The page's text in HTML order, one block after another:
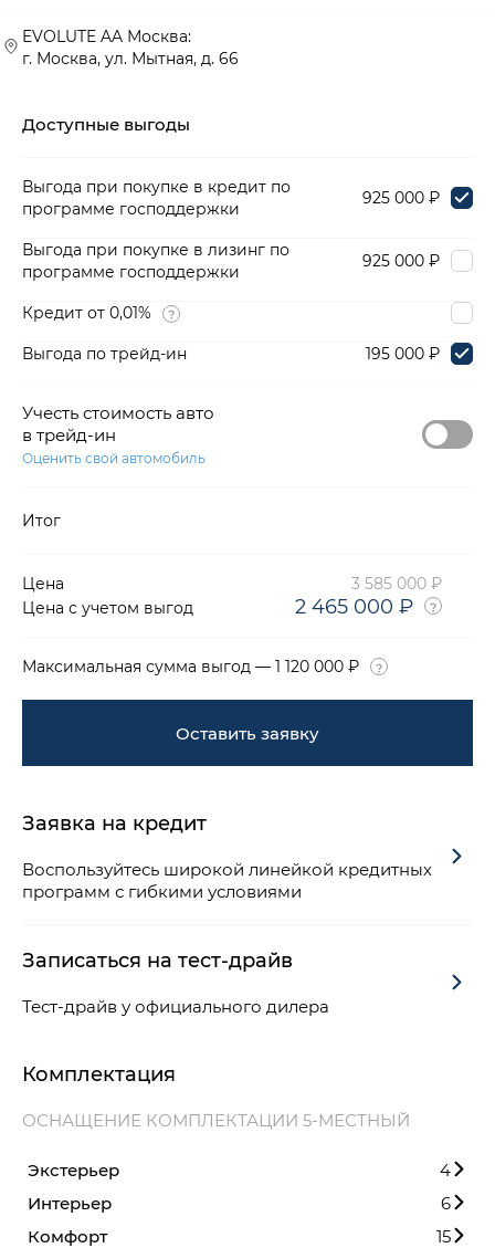
EVOLUTE AA Москва:
г. Москва, ул. Мытная, д. 66
Доступные выгоды
Выгода при покупке в кредит по
программе господдержки
925 000 ₽
Выгода при покупке в лизинг по
программе господдержки
925 000 ₽
Кредит от 0,01%
Выгода по трейд-ин
195 000 ₽
Учесть стоимость авто
в трейд-ин
Оценить свой автомобиль
Итог
Цена
3 585 000 ₽
Цена с учетом выгод
2 465 000 ₽
Максимальная сумма выгод — 1 120 000 ₽
Оставить заявку
Заявка на кредит
Воспользуйтесь широкой линейкой кредитных
программ с гибкими условиями
Записаться на тест-драйв
Тест-драйв у официального дилера
Комплектация
ОСНАЩЕНИЕ КОМПЛЕКТАЦИИ 5-МЕСТНЫЙ
Экстерьер
4
Интерьер
6
Комфорт
15